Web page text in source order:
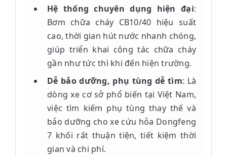
Hệ thống chuyên dụng hiện đại:
Bơm chữa cháy CB10/40 hiệu suất
cao, thời gian hút nước nhanh chóng,
giúp triển khai công tác chữa cháy
gần như tức thì khi đến hiện trường.
Dễ bảo dưỡng, phụ tùng dễ tìm: Là
dòng xe cơ sở phổ biến tại Việt Nam,
việc tìm kiếm phụ tùng thay thế và
bảo dưỡng cho xe cứu hỏa Dongfeng
7 khối rất thuận tiện, tiết kiệm thời
gian và chi phí.